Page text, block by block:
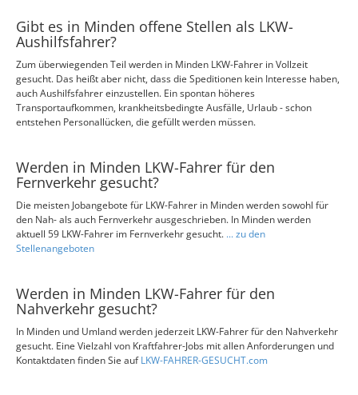
Gibt es in Minden offene Stellen als LKW-
Aushilfsfahrer?
Zum überwiegenden Teil werden in Minden LKW-Fahrer in Vollzeit
gesucht. Das heißt aber nicht, dass die Speditionen kein Interesse haben,
auch Aushilfsfahrer einzustellen. Ein spontan höheres
Transportaufkommen, krankheitsbedingte Ausfälle, Urlaub - schon
entstehen Personallücken, die gefüllt werden müssen.
Werden in Minden LKW-Fahrer für den
Fernverkehr gesucht?
Die meisten Jobangebote für LKW-Fahrer in Minden werden sowohl für
den Nah- als auch Fernverkehr ausgeschrieben. In Minden werden
aktuell 59 LKW-Fahrer im Fernverkehr gesucht. ... zu den
Stellenangeboten
Werden in Minden LKW-Fahrer für den
Nahverkehr gesucht?
In Minden und Umland werden jederzeit LKW-Fahrer für den Nahverkehr
gesucht. Eine Vielzahl von Kraftfahrer-Jobs mit allen Anforderungen und
Kontaktdaten finden Sie aufLKW-FAHRER-GESUCHT.com